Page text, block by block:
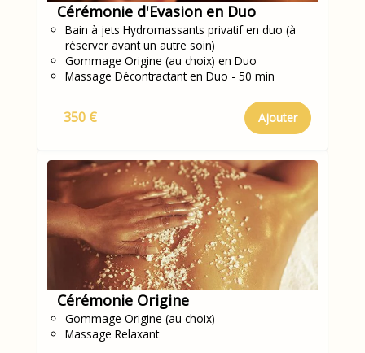
Cérémonie d'Evasion en Duo
Bain à jets Hydromassants privatif en duo (à
réserver avant un autre soin)
Gommage Origine (au choix) en Duo
Massage Décontractant en Duo - 50 min
350 € Ajouter
Cérémonie Origine
Gommage Origine (au choix)
Massage Relaxant